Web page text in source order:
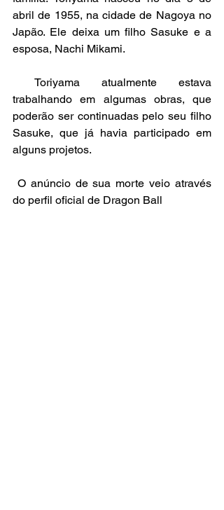
abril de 1955, na cidade de Nagoya no
Japão. Ele deixa um filho Sasuke e a
esposa, Nachi Mikami.
trabalhando em algumas obras, que
poderão ser continuadas pelo seu filho
Sasuke, que já havia participado em
alguns projetos.
do perfil oficial de Dragon Ball